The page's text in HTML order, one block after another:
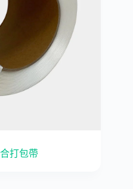
打包帶